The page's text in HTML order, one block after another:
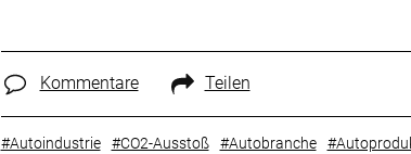
Kommentare Teilen
#Autoindustrie #CO2-Ausstoß #Autobranche